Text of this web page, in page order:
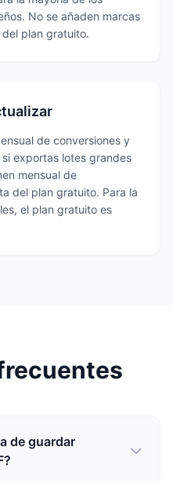
No se añaden marcas
plan gratuito.
de conversiones y
exportas lotes grandes
mensual de
del plan gratuito. Para la
el plan gratuito es
de guardar